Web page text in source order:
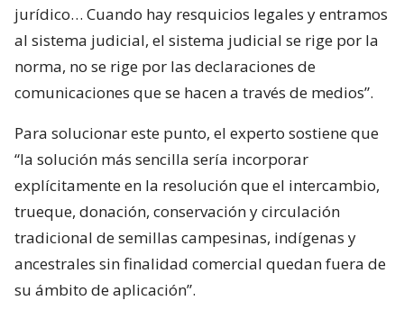
jurídico… Cuando hay resquicios legales y entramos
al sistema judicial, el sistema judicial se rige por la
norma, no se rige por las declaraciones de
comunicaciones que se hacen a través de medios”.
Para solucionar este punto, el experto sostiene que
“la solución más sencilla sería incorporar
explícitamente en la resolución que el intercambio,
trueque, donación, conservación y circulación
tradicional de semillas campesinas, indígenas y
ancestrales sin finalidad comercial quedan fuera de
su ámbito de aplicación”.